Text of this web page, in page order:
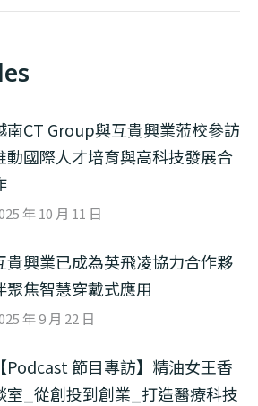
南CT Group與互貴興業蒞校參訪
動國際人才培育與高科技發展合
年 10 月 11 日
貴興業已成為英飛凌協力合作夥
聚焦智慧穿戴式應用
年 9 月 22 日
【Podcast 節目專訪】精油女王香
室_從創投到創業_打造醫療科技